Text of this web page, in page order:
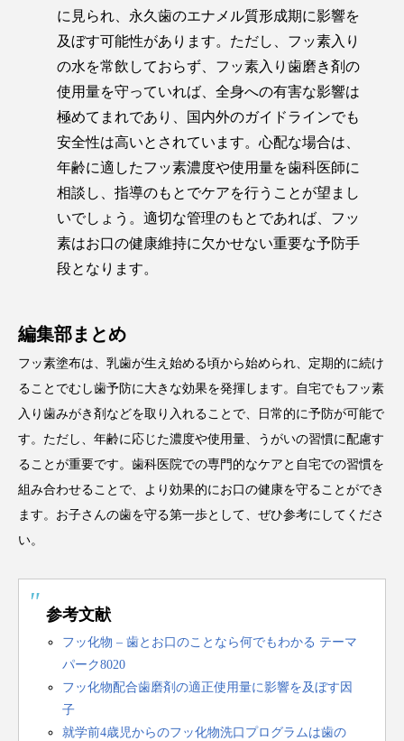
に見られ、永久歯のエナメル質形成期に影響を
及ぼす可能性があります。ただし、フッ素入り
の水を常飲しておらず、フッ素入り歯磨き剤の
使用量を守っていれば、全身への有害な影響は
極めてまれであり、国内外のガイドラインでも
安全性は高いとされています。心配な場合は、
年齢に適したフッ素濃度や使用量を歯科医師に
相談し、指導のもとでケアを行うことが望まし
いでしょう。適切な管理のもとであれば、フッ
素はお口の健康維持に欠かせない重要な予防手
段となります。
編集部まとめ
フッ素塗布は、乳歯が生え始める頃から始められ、定期的に続け
ることでむし歯予防に大きな効果を発揮します。自宅でもフッ素
入り歯みがき剤などを取り入れることで、日常的に予防が可能で
す。ただし、年齢に応じた濃度や使用量、うがいの習慣に配慮す
ることが重要です。歯科医院での専門的なケアと自宅での習慣を
組み合わせることで、より効果的にお口の健康を守ることができ
ます。お子さんの歯を守る第一歩として、ぜひ参考にしてくださ
い。
参考文献
フッ化物 – 歯とお口のことなら何でもわかる テーマ
パーク8020
フッ化物配合歯磨剤の適正使用量に影響を及ぼす因
子
就学前4歳児からのフッ化物洗口プログラムは歯の